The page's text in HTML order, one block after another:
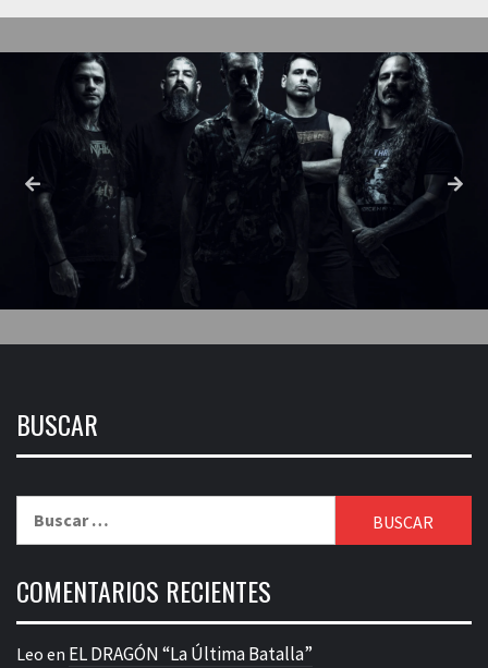
BUSCAR
COMENTARIOS RECIENTES
Leo en EL DRAGÓN “La Última Batalla”